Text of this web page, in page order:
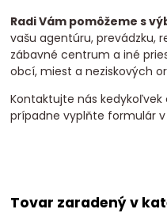
Radi Vám pomôžeme s
vašu agentúru, prevádzku,
zábavné centrum a iné
obcí, miest a neziskových
Kontaktujte nás
prípadne vyplňte formulár v
Tovar zaradený v